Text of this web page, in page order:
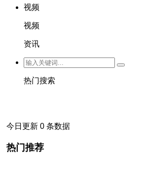
视频
视频
资讯
热门搜索
今日更新 0 条数据
热门推荐